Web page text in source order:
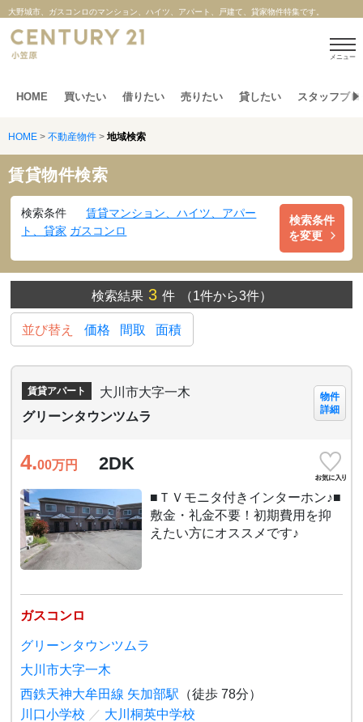
大野城市、ガスコンロのマンション、ハイツ、アパート、戸建て、貸家物件特集です。
メニュー
HOME 買いたい 借りたい 売りたい 貸したい スタッフブロ
HOME > 不動産物件 > 地域検索
賃貸物件検索
検索条件
賃貸マンション、ハイツ、アパー
ト、貸家 ガスコンロ
検索条件
を変更
検索結果3 件 （1件から3件）
並び替え 価格 間取 面積
賃貸アパート
大川市大字一木
グリーンタウンツムラ
物件
詳細
4.00万円 2DK
■ＴＶモニタ付きインターホン♪■
敷金・礼金不要！初期費用を抑
えたい方にオススメです♪
ガスコンロ
グリーンタウンツムラ
大川市大字一木
西鉄天神大牟田線 矢加部駅 （徒歩 78分）
川口小学校 ／ 大川桐英中学校